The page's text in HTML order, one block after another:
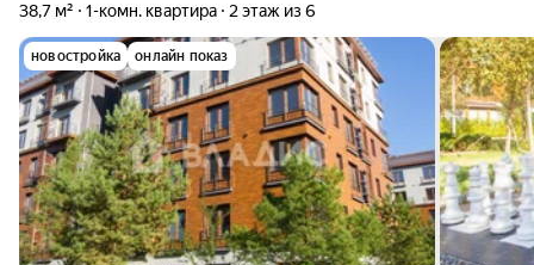
38,7 м² 1-комн. квартира 2 этаж из 6
новостройка онлайн показ